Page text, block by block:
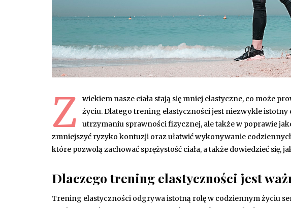
Z
wiekiem nasze ciała stają się mniej elastyczne, co może
życiu. Dlatego trening elastyczności jest niezwykle
utrzymaniu sprawności fizycznej, ale także w poprawie
zmniejszyć ryzyko kontuzji oraz ułatwić wykonywanie
które pozwolą zachować sprężystość ciała, a także dowiedzieć się,
Dlaczego trening elastyczności jest
Trening elastyczności odgrywa istotną rolę w codziennym życiu